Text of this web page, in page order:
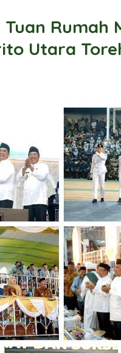
Rumah
Utara